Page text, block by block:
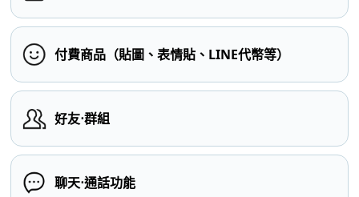
付費商品（貼圖、表情貼、LINE代幣等）
好友⋅群組
聊天⋅通話功能